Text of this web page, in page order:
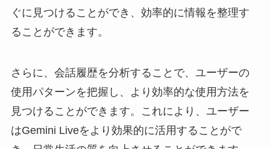
ぐに見つけることができ、効率的に情報を整理す
ることができます。
さらに、会話履歴を分析することで、ユーザーの
使用パターンを把握し、より効率的な使用方法を
見つけることができます。これにより、ユーザー
はGemini Liveをより効果的に活用することがで